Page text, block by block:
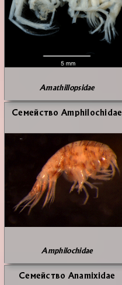
Amathillopsidae
Се­мей­ство Amphilochidae
Amphilochidae
Се­мей­ство Anamixidae